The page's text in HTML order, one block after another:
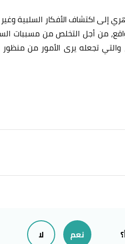
إلى اكتشاف الأفكار السلبية
من أجل التخلص من مسببات
والتي تجعله يرى الأمور من
for behaviors. "cognitive behavioral
نعم لا